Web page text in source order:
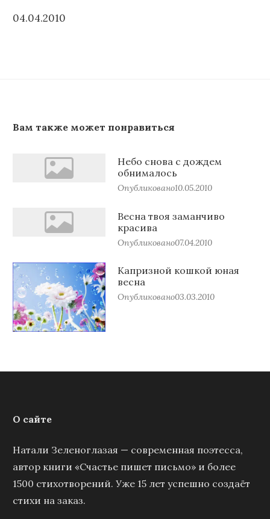
04.04.2010
Вам также может понравиться
Небо снова с дождем
обнималось
Опубликовано10.05.2010
Весна твоя заманчиво
красива
Опубликовано07.04.2010
Капризной кошкой юная
весна
Опубликовано03.03.2010
О сайте
Натали Зеленоглазая — современная поэтесса,
автор книги «Счастье пишет письмо» и более
1500 стихотворений. Уже 15 лет успешно создаёт
стихи на заказ.